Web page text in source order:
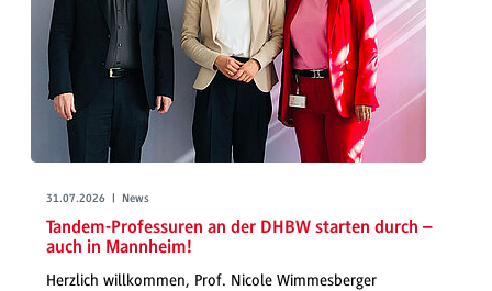
31.07.2026 | News
Tandem-Professuren an der DHBW starten durch –
auch in Mannheim!
Herzlich willkommen, Prof. Nicole Wimmesberger